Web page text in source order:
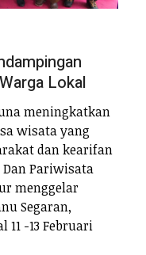
Lokal
meningkatkan
wisata yang
dan kearifan
Pariwisata
menggelar
Segaran,
11 -13 Februari